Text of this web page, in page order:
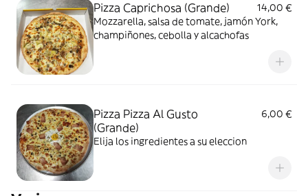
Pizza Caprichosa (Grande)
14,00 €
Mozzarella, salsa de tomate, jamón York,
champiñones, cebolla y alcachofas
Pizza Pizza Al Gusto
(Grande)
6,00 €
Elija los ingredientes a su eleccion